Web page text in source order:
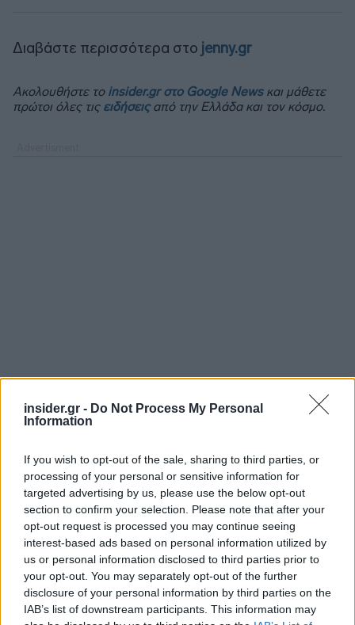
insider.gr - Do Not Process My Personal
Information
If you wish to opt-out of the sale, sharing to third parties, or
processing of your personal or sensitive information for
targeted advertising by us, please use the below opt-out
section to confirm your selection. Please note that after your
opt-out request is processed you may continue seeing
interest-based ads based on personal information utilized by
us or personal information disclosed to third parties prior to
your opt-out. You may separately opt-out of the further
disclosure of your personal information by third parties on the
IAB’s list of downstream participants. This information may
Διαβάστε περισσότερα στο jenny.gr
Ακολουθήστε το insider.gr στο Google Newsκαι μάθετε
πρώτοι όλες τις ειδήσειςαπό την Ελλάδα και τον κόσμο.
Διαβάζονται αυτή τη στιγμή
από τα δάνεια του ν. Κατσέλη
Νέο Χωροταξικό Τουρισμού: Οι νέες «κόκκινες
γραμμές» για το περιβάλλον και τι αλλάζει σε
ξενοδοχεία, νησιά και επενδύσεις
Τα ανοιχτά μέτωπα για την ενίσχυση της
ελληνικής βιομηχανίας